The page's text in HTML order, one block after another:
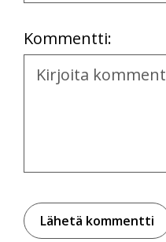
Kommentti:
Kommentti